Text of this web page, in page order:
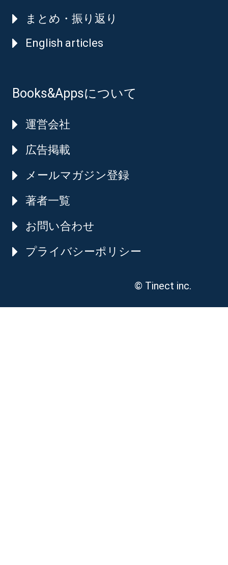
まとめ・振り返り
English articles
Books&Appsについて
運営会社
広告掲載
メールマガジン登録
著者一覧
お問い合わせ
プライバシーポリシー
© Tinect inc.